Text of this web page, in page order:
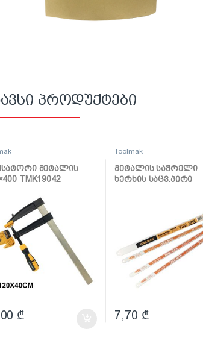
პროდუქტები
მეტალის
TMK19042
₾
Toolmak
მეტალის საჭრელი
ხერხის საცვ.პირი
7,70 ₾